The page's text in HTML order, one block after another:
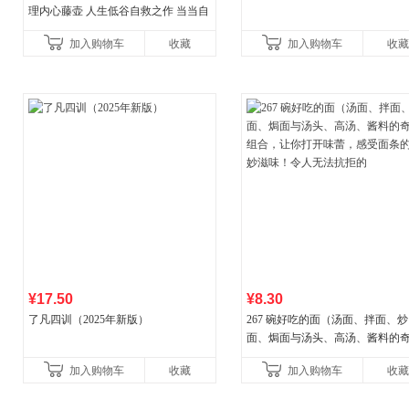
理内心藤壶 人生低谷自救之作 当当自
加入购物车
收藏 加入购物车 收藏
¥17.50
了凡四训（2025年新版）
加入购物车 收藏
¥8.30
267 碗好吃的面（汤面、拌面、炒
面、焗面与汤头、高汤、酱料的
妙滋味！令人无法抗拒的
加入购物车 收藏